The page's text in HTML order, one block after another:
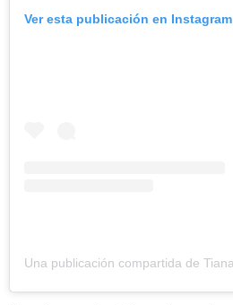
Ver esta publicación en Instagram